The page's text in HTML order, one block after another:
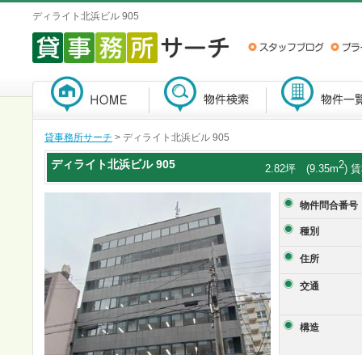
ディライト北浜ビル 905
貸事務所サーチ > ディライト北浜ビル 905
ディライト北浜ビル905 2.82坪 (9.35m2)
物件問合番号
種別
住所
交通
構造